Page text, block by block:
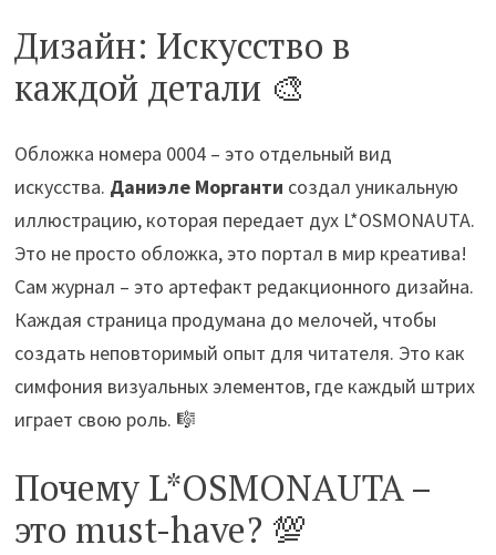
Дизайн: Искусство в
каждой детали 🎨
Обложка номера 0004 – это отдельный вид
искусства. Даниэле Морганти создал уникальную
иллюстрацию, которая передает дух L*OSMONAUTA.
Это не просто обложка, это портал в мир креатива!
Сам журнал – это артефакт редакционного дизайна.
Каждая страница продумана до мелочей, чтобы
создать неповторимый опыт для читателя. Это как
симфония визуальных элементов, где каждый штрих
играет свою роль. 🎼
Почему L*OSMONAUTA –
это must-have? 💯